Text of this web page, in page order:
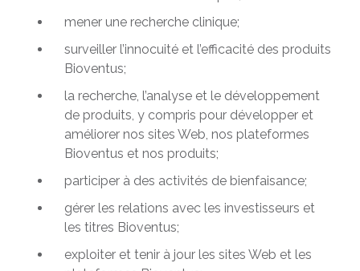
mener une recherche clinique;
surveiller l’innocuité et l’efficacité des produits
Bioventus;
la recherche, l’analyse et le développement
de produits, y compris pour développer et
améliorer nos sites Web, nos plateformes
Bioventus et nos produits;
participer à des activités de bienfaisance;
gérer les relations avec les investisseurs et
les titres Bioventus;
exploiter et tenir à jour les sites Web et les